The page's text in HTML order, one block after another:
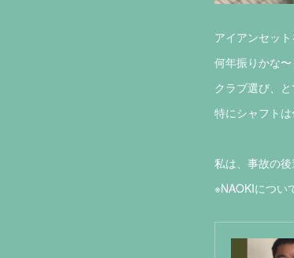
アイアンセッ
何年振りかな
クラブ選び、
特にシャフト
私は、事故の
※NAOKIについ